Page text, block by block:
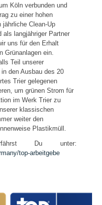
Köln verbunden und
zu einer hohen
jährliche Clean-Up
als langjähriger Partner
uns für den Erhalt
Grünanlagen ein.
Teil unserer
den Ausbau des 20
Trier gelegenen
um grünen Strom für
im Werk Trier zu
klassischen
weiter den
Plastikmüll.
Du unter:
top-arbeitgebe